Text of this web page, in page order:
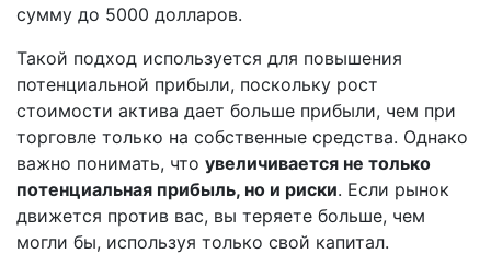
сумму до 5000 долларов.
Такой подход используется для повышения
потенциальной прибыли, поскольку рост
стоимости актива дает больше прибыли, чем при
торговле только на собственные средства. Однако
важно понимать, что увеличивается не только
потенциальная прибыль, но и риски. Если рынок
движется против вас, вы теряете больше, чем
могли бы, используя только свой капитал.